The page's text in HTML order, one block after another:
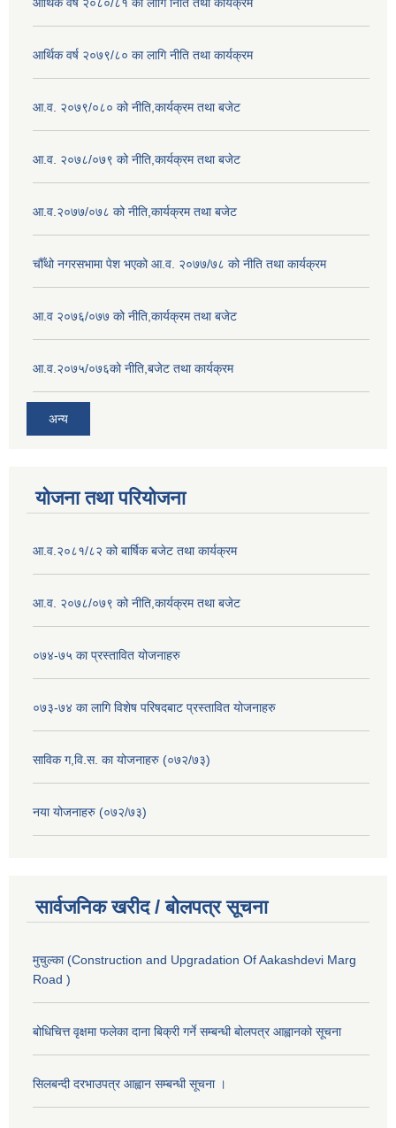
आर्थिक वर्ष २०८०/८१ को लागि निति तथा कार्यक्रम
आर्थिक वर्ष २०७९/८० का लागि नीति तथा कार्यक्रम
आ.व. २०७९/०८० को नीति,कार्यक्रम तथा बजेट
आ.व. २०७८/०७९ को नीति,कार्यक्रम तथा बजेट
आ.व.२०७७/०७८ को नीति,कार्यक्रम तथा बजेट
चौँथो नगरसभामा पेश भएको आ.व. २०७७/७८ को नीति तथा कार्यक्रम
आ.व २०७६/०७७ को नीति,कार्यक्रम तथा बजेट
आ.व.२०७५/०७६को नीति,बजेट तथा कार्यक्रम
अन्य
योजना तथा परियोजना
आ.व.२०८१/८२ को बार्षिक बजेट तथा कार्यक्रम
आ.व. २०७८/०७९ को नीति,कार्यक्रम तथा बजेट
०७४-७५ का प्रस्तावित योजनाहरु
०७३-७४ का लागि विशेष परिषदबाट प्रस्तावित योजनाहरु
साविक ग,वि.स. का योजनाहरु (०७२/७३)
नया योजनाहरु (०७२/७३)
सार्वजनिक खरीद / बोलपत्र सूचना
मुचुल्का (Construction and Upgradation Of Aakashdevi Marg
Road )
बोधिचित्त वृक्षमा फलेका दाना बिक्री गर्ने सम्बन्धी बोलपत्र आह्वानको सूचना
सिलबन्दी दरभाउपत्र आह्वान सम्बन्धी सूचना ।